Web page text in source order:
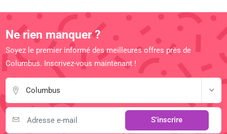
Ne rien manquer ?
Soyez le premier informé des meilleures offres près de
Columbus. Inscrivez-vous maintenant !
Columbus
S'inscrire